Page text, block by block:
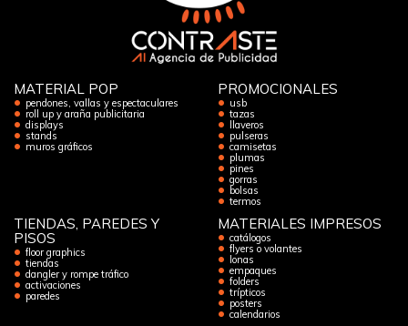
MATERIAL POP
pendones, vallas y espectaculares
roll up y araña publicitaria
displays
stands
muros gráficos
PROMOCIONALES
usb
tazas
llaveros
pulseras
camisetas
plumas
pines
gorras
bolsas
termos
TIENDAS, PAREDES Y
PISOS
floor graphics
tiendas
dangler y rompe tráfico
activaciones
paredes
MATERIALES IMPRESOS
catálogos
flyers o volantes
lonas
empaques
folders
trípticos
posters
calendarios